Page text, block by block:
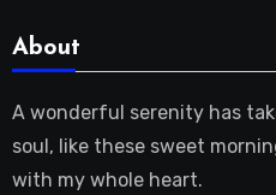
About
A wonderful serenity has
soul, like these sweet
with my whole heart.